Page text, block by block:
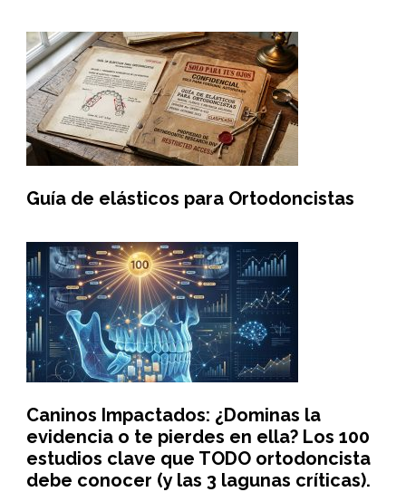
Guía de elásticos para Ortodoncistas
Caninos Impactados: ¿Dominas la
evidencia o te pierdes en ella? Los 100
estudios clave que TODO ortodoncista
debe conocer (y las 3 lagunas críticas).